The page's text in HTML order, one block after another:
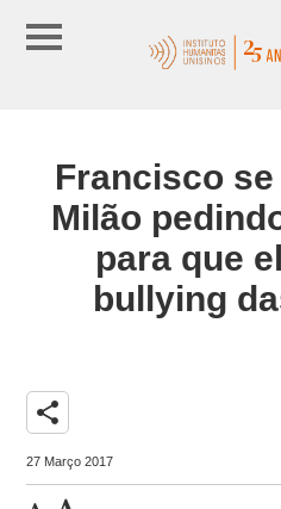
Francisco
Milão
para que
bullying
share
27 Março 2017